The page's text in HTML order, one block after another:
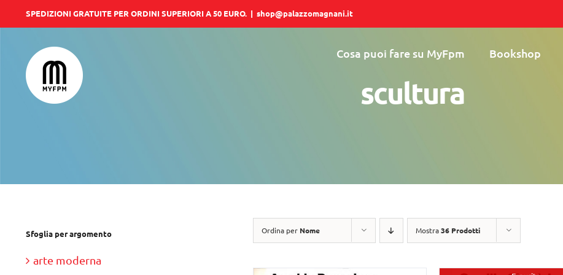
al
contenuto
SPEDIZIONI GRATUITE PER ORDINI SUPERIORI A 50 EURO. | shop@palazzomagnani.it
Cosa puoi fare su MyFpm Bookshop
scultura
Ordina per Nome Mostra36 Prodotti
Sfoglia per argomento
arte moderna